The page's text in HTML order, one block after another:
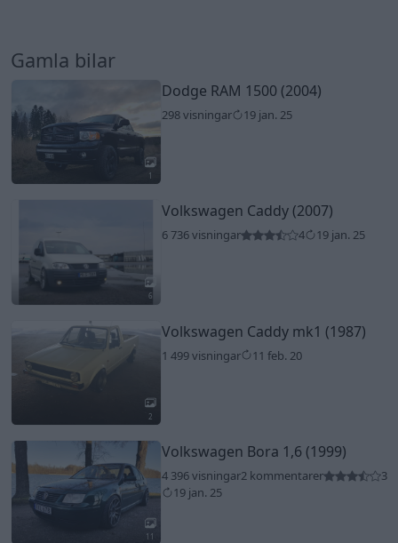
Gamla bilar
1
Dodge RAM 1500 (2004)
298 visningar 19 jan. 25
6
Volkswagen Caddy (2007)
6 736 visningar 4 19 jan. 25
2
Volkswagen Caddy mk1 (1987)
1 499 visningar 11 feb. 20
11
Volkswagen Bora 1,6 (1999)
4 396 visningar2 kommentarer
3
19 jan. 25